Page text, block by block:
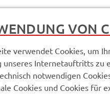
VON
verwendet Cookies, um
unseres Internetauftritts zu
notwendigen
Cookies und Cookies für